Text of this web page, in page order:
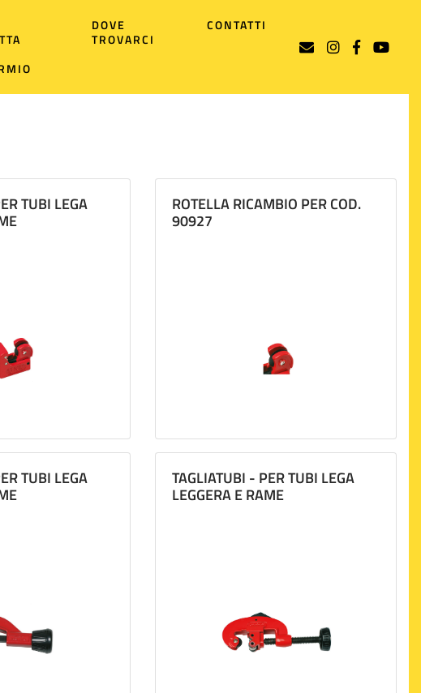
DOVE
TROVARCI
CONTATTI
TUBI LEGA ROTELLA RICAMBIO PER COD.
90927
TUBI LEGA TAGLIATUBI - PER TUBI LEGA
LEGGERA E RAME